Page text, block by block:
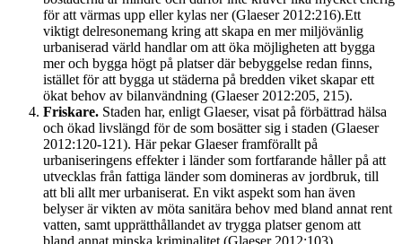
för att värmas upp eller kylas ner (Glaeser 2012:216).Ett
viktigt delresonemang kring att skapa en mer miljövänlig
urbaniserad värld handlar om att öka möjligheten att bygga
mer och bygga högt på platser där bebyggelse redan finns,
istället för att bygga ut städerna på bredden viket skapar ett
ökat behov av bilanvändning (Glaeser 2012:205, 215).
Friskare. Staden har, enligt Glaeser, visat på förbättrad hälsa
och ökad livslängd för de som bosätter sig i staden (Glaeser
2012:120-121). Här pekar Glaeser framförallt på
urbaniseringens effekter i länder som fortfarande håller på att
utvecklas från fattiga länder som domineras av jordbruk, till
att bli allt mer urbaniserat. En vikt aspekt som han även
belyser är vikten av möta sanitära behov med bland annat rent
vatten, samt upprätthållandet av trygga platser genom att
bland annat minska kriminalitet (Glaeser 2012:103).